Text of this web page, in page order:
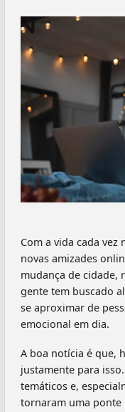
Com a vida cada vez
novas amizades
mudança de cidade,
gente tem buscado
se aproximar de
emocional em dia.
A boa notícia é que,
justamente para
temáticos e,
tornaram uma ponte